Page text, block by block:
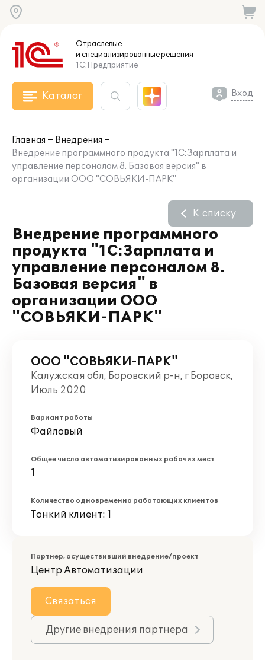
Отраслевые
и специализированныерешения
1С:Предприятие
Каталог Вход
Главная
Внедрения
Внедрение программного продукта "1С:Зарплата и
управление персоналом 8. Базовая версия" в
организации ООО "СОВЬЯКИ-ПАРК"
Внедрение программного
продукта "1С:Зарплата и
управление персоналом 8.
Базовая версия" в
организации ООО
"СОВЬЯКИ-ПАРК"
К списку
ООО "СОВЬЯКИ-ПАРК"
Калужская обл, Боровский р-н, г Боровск,
Июль 2020
Вариант работы
Файловый
Общее число автоматизированных рабочих мест
1
Количество одновременно работающих клиентов
Тонкий клиент: 1
Партнер, осуществивший внедрение/проект
Центр Автоматизации
Связаться
Другие внедрения партнера